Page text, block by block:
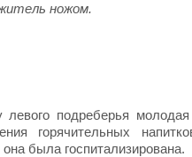
ножом.
левого подреберья
горячительных
была госпитализирована.